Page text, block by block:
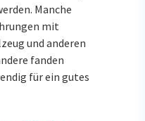
Manche
mit
und anderen
fanden
für ein gutes